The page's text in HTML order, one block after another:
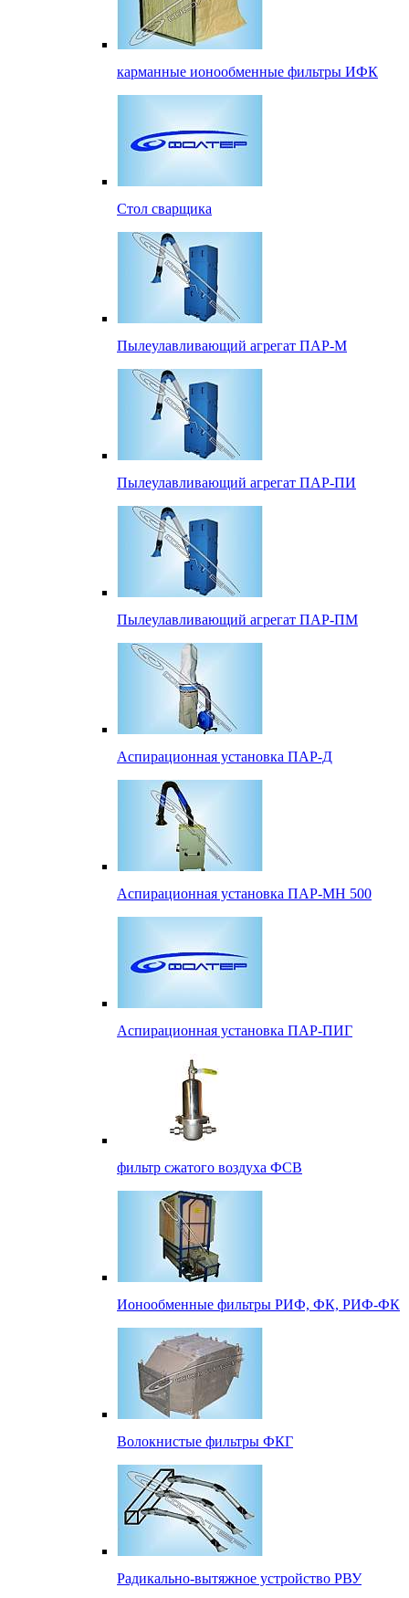
карманные ионообменные фильтры ИФК
Стол сварщика
Пылеулавливающий агрегат ПАР-М
Пылеулавливающий агрегат ПАР-ПИ
Пылеулавливающий агрегат ПАР-ПМ
Аспирационная установка ПАР-Д
Аспирационная установка ПАР-МН 500
Аспирационная установка ПАР-ПИГ
фильтр сжатого воздуха ФСВ
Ионообменные фильтры РИФ, ФК, РИФ-ФК
Волокнистые фильтры ФКГ
Радикально-вытяжное устройство РВУ